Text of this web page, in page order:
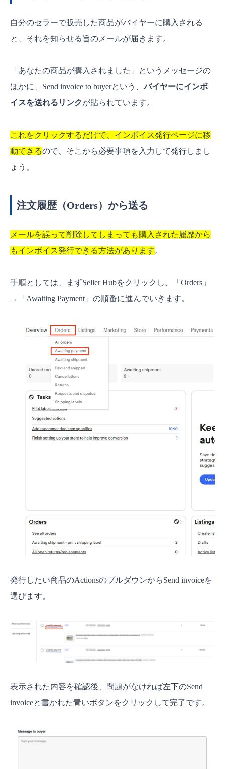
自分のセラーで販売した商品がバイヤーに購入される
と、それを知らせる旨のメールが届きます。
「あなたの商品が購入されました」というメッセージの
ほかに、Send invoice to buyerという、バイヤーにインボ
イスを送れるリンクが貼られています。
これをクリックするだけで、インボイス発行ページに移
動できるので、そこから必要事項を入力して発行しまし
ょう。
注文履歴（Orders）から送る
メールを誤って削除してしまっても購入された履歴から
もインボイス発行できる方法があります。
手順としては、まずSeller Hubをクリックし、「Orders」
→「Awaiting Payment」の順番に進んでいきます。
発行したい商品のActionsのプルダウンからSend invoiceを
選びます。
表示された内容を確認後、問題がなければ左下のSend
invoiceと書かれた青いボタンをクリックして完了です。